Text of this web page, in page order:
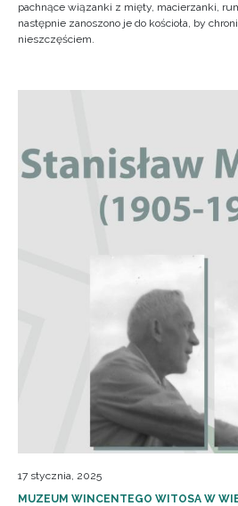
pachnące wiązanki z mięty, macierzanki,
następnie zanoszono je do kościoła, by
nieszczęściem.
17 stycznia, 2025
MUZEUM WINCENTEGO WITOSA W